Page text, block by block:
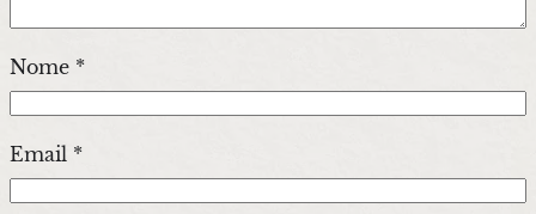
Nome *
Email *